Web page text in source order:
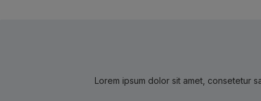
Lorem ipsum dolor sit amet, consetetur